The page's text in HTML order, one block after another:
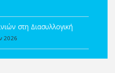
στη Διασυλλογική
2026